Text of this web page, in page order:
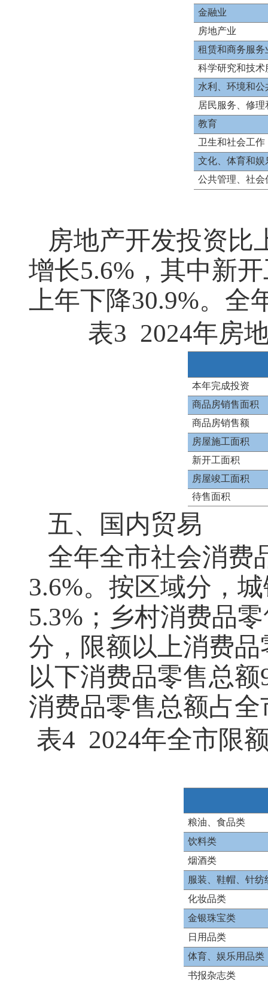
金融业
房地产业
租赁和商务服务
科学研究和技术
水利、环境和
居民服务、修
教育
卫生和社会工作
文化、体育和娱
公共管理、社
房地产开发投资比
增长5.6%，其中新
上年下降30.9%。
表3 2024年房
本年完成投资
商品房销售面积
商品房销售额
房屋施工面积
新开工面积
房屋竣工面积
待售面积
五、国内贸易
全年全市社会消费
3.6%。按区域分，
5.3%；乡村消费品
分，限额以上消费品
以下消费品零售总
消费品零售总额占
表4 2024年全市限
粮油、食品类
饮料类
烟酒类
服装、鞋帽、针纺
化妆品类
金银珠宝类
日用品类
体育、娱乐用品类
书报杂志类